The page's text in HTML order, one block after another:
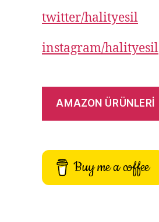
twitter/halityesil
instagram/halityesil
AMAZON ÜRÜNLERİ
Buy me a coffee